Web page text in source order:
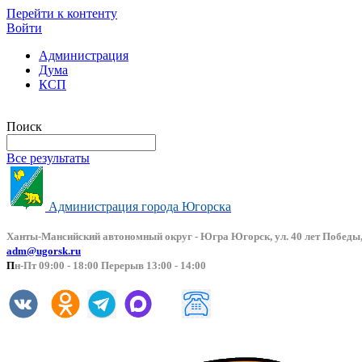
Перейти к контенту
Войти
Администрация
Дума
КСП
Поиск
Все результаты
Администрация города Югорска
Ханты-Мансийский автономный округ - Югра Югорск, ул. 40 лет
adm@ugorsk.ru
Пн-Пт 09:00 - 18:00 Перерыв 13:00 - 14:00